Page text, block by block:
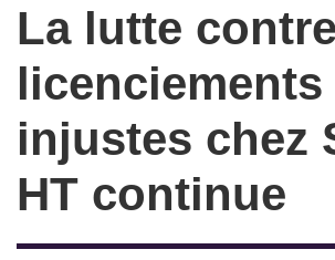
La lutte
licenciements
injustes chez
HT continue